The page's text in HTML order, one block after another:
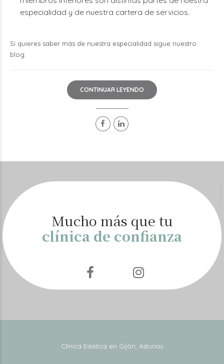
especialidad y de nuestra cartera de servicios.
Si quieres saber más de nuestra especialidad sigue nuestro
blog.
CONTINUAR LEYENDO
Mucho más que tu
clínica de confianza
Clínica Estética en Gijón, Asturias